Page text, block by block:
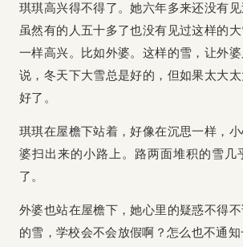
琪琪高兴得不得了。她六年多来还没有见
虽然有的人五十多了也没有见过这样的
一样高兴。比如外婆。这样的雪，让外
说，冬天下大雪总是好的，但如果太大
好了。
琪琪在屋檐下站着，好像在沉思一样，
婆扫出来的小路上。路两面堆积的雪几
了。
外婆也站在屋檐下，她心里的疑惑不得不
的雪，学校会不会放假啊？怎么也不通知